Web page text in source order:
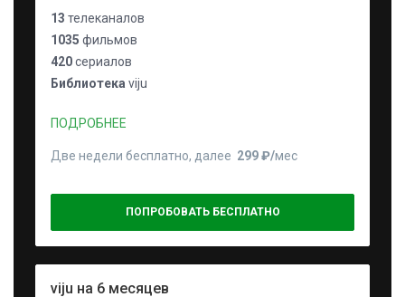
13 телеканалов
1035 фильмов
420сериалов
Библиотека viju
ПОДРОБНЕЕ
Две недели бесплатно, далее 299 ₽⁠/⁠мес
ПОПРОБОВАТЬ БЕСПЛАТНО
viju на 6 месяцев